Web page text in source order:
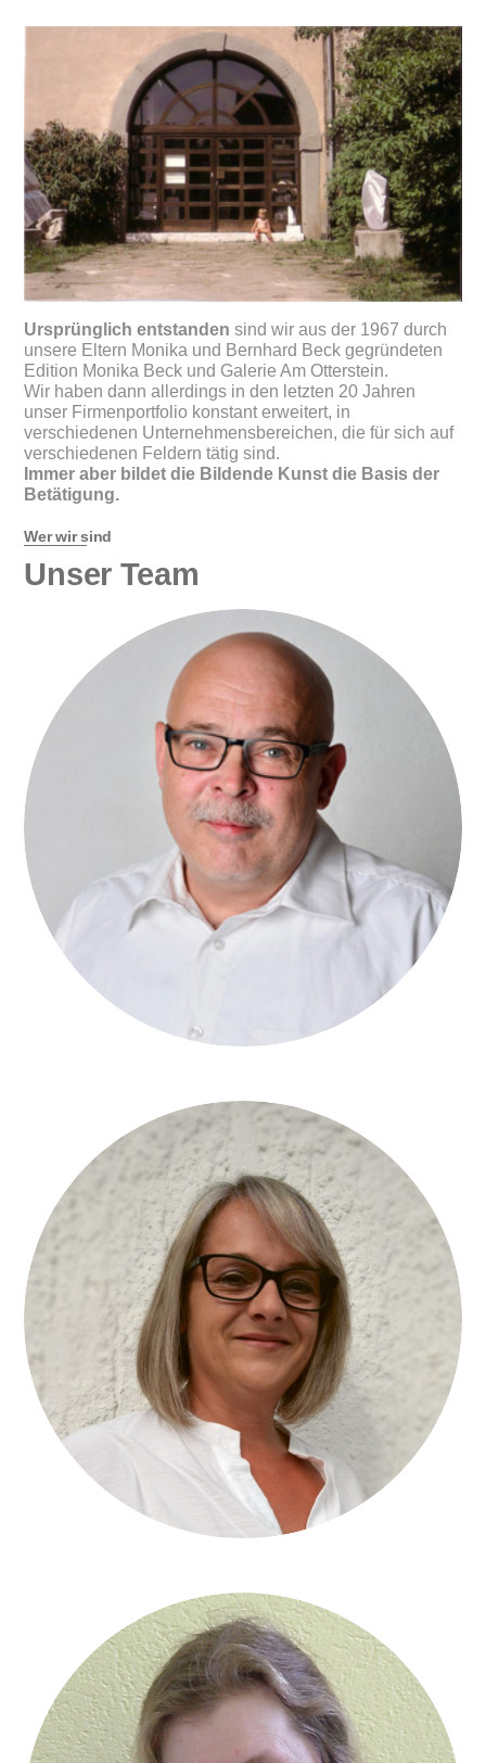
Ursprünglich entstanden sind wir aus der 1967 durch
unsere Eltern Monika und Bernhard Beck gegründeten
Edition Monika Beck und Galerie Am Otterstein.
Wir haben dann allerdings in den letzten 20 Jahren
unser Firmenportfolio konstant erweitert, in
verschiedenen Unternehmensbereichen, die für sich auf
verschiedenen Feldern tätig sind.
Immer aber bildet die Bildende Kunst die Basis der
Betätigung.
Wer wir sind
Unser Team